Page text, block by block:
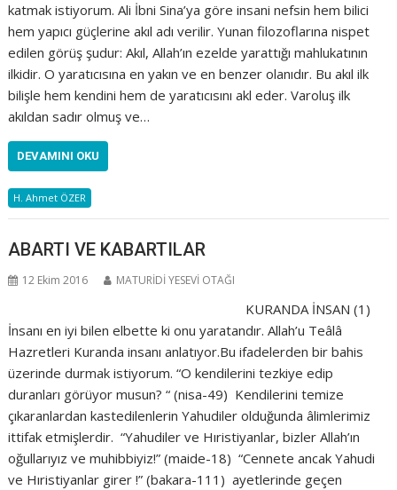
katmak istiyorum. Ali İbni Sina’ya göre insani nefsin hem bilici
hem yapıcı güçlerine akıl adı verilir. Yunan filozoflarına nispet
edilen görüş şudur: Akıl, Allah’ın ezelde yarattığı mahlukatının
ilkidir. O yaratıcısına en yakın ve en benzer olanıdır. Bu akıl ilk
bilişle hem kendini hem de yaratıcısını akl eder. Varoluş ilk
akıldan sadır olmuş ve…
DEVAMINI OKU
H. Ahmet ÖZER
ABARTI VE KABARTILAR
12 Ekim 2016 MATURİDİ YESEVİ OTAĞI
KURANDA İNSAN (1)
İnsanı en iyi bilen elbette ki onu yaratandır. Allah’u Teâlâ
Hazretleri Kuranda insanı anlatıyor.Bu ifadelerden bir bahis
üzerinde durmak istiyorum. “O kendilerini tezkiye edip
duranları görüyor musun? “ (nisa-49) Kendilerini temize
çıkaranlardan kastedilenlerin Yahudiler olduğunda âlimlerimiz
ittifak etmişlerdir. “Yahudiler ve Hıristiyanlar, bizler Allah’ın
oğullarıyız ve muhibbiyiz!” (maide-18) “Cennete ancak Yahudi
ve Hıristiyanlar girer !” (bakara-111) ayetlerinde geçen